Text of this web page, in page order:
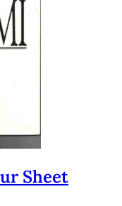
Sheet